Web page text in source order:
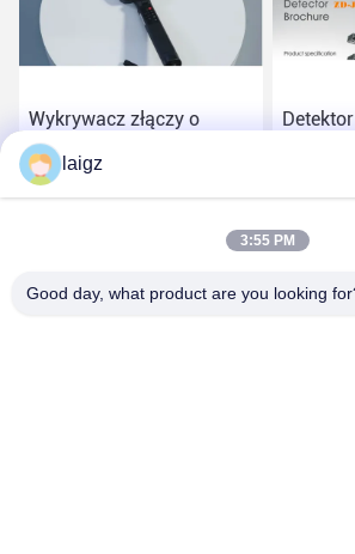
Wykrywacz złączy o
wysokiej czułości 2,4 GHz,
o masie 1,5 kg
wagą
laigz
3:55 PM
Good day, what product are you looking